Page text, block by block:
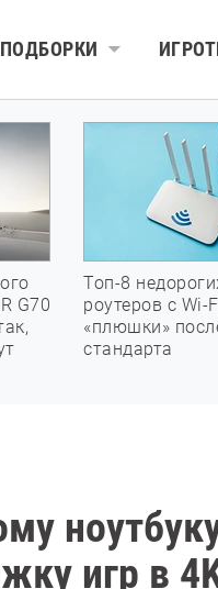
ПОДБОРКИ
G70
Топ-8
роутеров с Wi-
«плюшки»
стандарта
игр в